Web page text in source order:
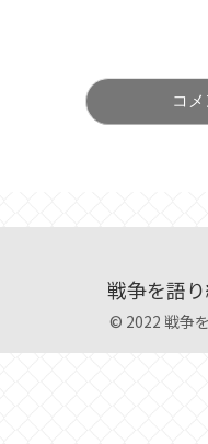
コ
戦争を語
© 2022 戦争